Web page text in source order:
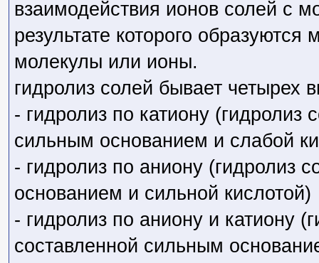
взаимодействия ионов солей с
результате которого
молекулы или ионы.
гидролиз солей бывает четырех
- гидролиз по катиону (гидролиз
сильным основанием и слабой
- гидролиз по аниону (гидролиз
основанием и сильной кислотой)
- гидролиз по аниону и катиону
составленной сильным